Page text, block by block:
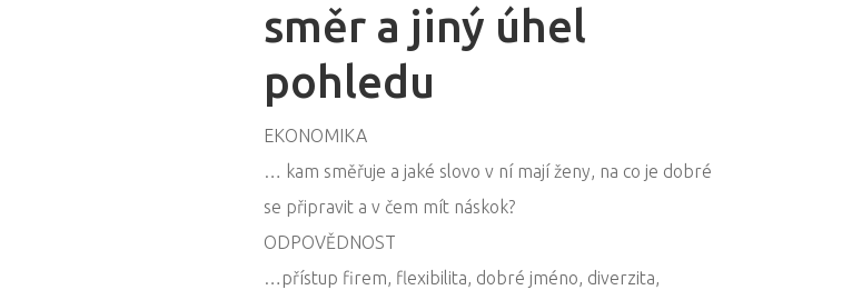
směr a jiný úhel
pohledu
EKONOMIKA
… kam směřuje a jaké slovo v ní mají ženy, na co je dobré
se připravit a v čem mít náskok?
ODPOVĚDNOST
…přístup firem, flexibilita, dobré jméno, diverzita,